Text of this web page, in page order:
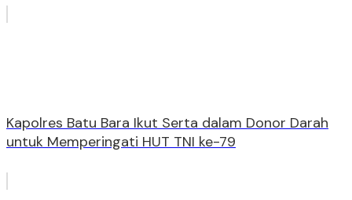
Kapolres Batu Bara Ikut Serta dalam Donor Darah
untuk Memperingati HUT TNI ke-79